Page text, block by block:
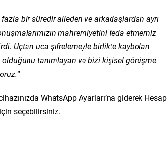
fazla bir süredir aileden ve arkadaşlardan ayrı
mahremiyetini feda etmemiz
Uçtan uca şifrelemeyle birlikte kaybolan
tanımlayan ve bizi kişisel görüşme
”
WhatsApp Ayarları’na giderek Hesap
seçebilirsiniz.